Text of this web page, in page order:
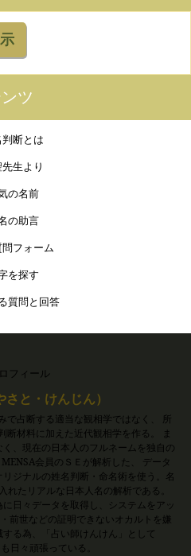
ツ
断とは
生より
の名前
の助言
フォーム
を探す
質問と回答
と・けんじん）
で占断する適当な観相学ではなく、 所
断材料に加えた近代観相学を作る。 ま
、現在の日本人のフルネームを独自の
会員のＳＥが解析した、 データ
ジナルの姓名判断・命名術を使う。名
たリアルな日本人名の解析である。
日々データを取得し、システムをアッ
前世などの証明できないオカルトを嫌
る為、「占い師けんけん」として
日々頑張っている。